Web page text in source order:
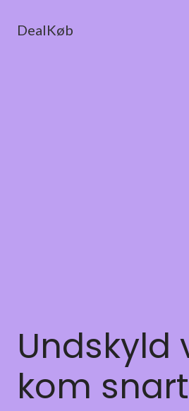
DealKøb
Undskyld
kom